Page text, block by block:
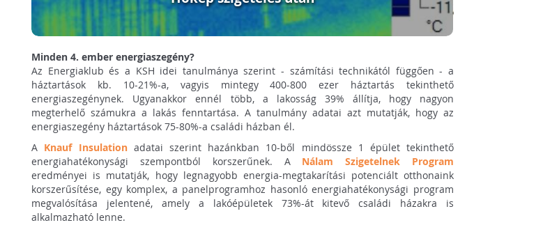
Minden 4. ember energiaszegény?
Az Energiaklub és a KSH idei tanulmánya szerint - számítási technikától függően - a
háztartások kb. 10-21%-a, vagyis mintegy 400-800 ezer háztartás tekinthető
energiaszegénynek. Ugyanakkor ennél több, a lakosság 39% állítja, hogy nagyon
megterhelő számukra a lakás fenntartása. A tanulmány adatai azt mutatják, hogy az
energiaszegény háztartások 75-80%-a családi házban él.
A Knauf Insulationadatai szerint hazánkban 10-ből mindössze 1 épület tekinthető
energiahatékonysági szempontból korszerűnek. A Nálam Szigetelnek Program
eredményei is mutatják, hogy legnagyobb energia-megtakarítási potenciált otthonaink
korszerűsítése, egy komplex, a panelprogramhoz hasonló energiahatékonysági program
megvalósítása jelentené, amely a lakóépületek 73%-át kitevő családi házakra is
alkalmazható lenne.